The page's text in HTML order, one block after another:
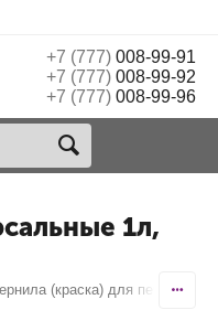
+7 (777)008-99-91
+7 (777)008-99-92
+7 (777)008-99-96
1л,
(краска) для печати